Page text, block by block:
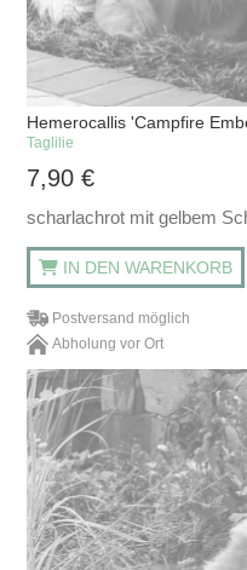
Hemerocallis 'Campfire
Taglilie
7,90€
scharlachrot mit gelbem
IN DEN WARENKORB
Postversand möglich
Abholung vor Ort